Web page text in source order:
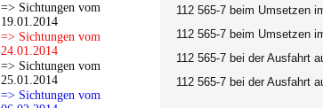
=> Sichtungen vom
19.01.2014
=> Sichtungen vom
24.01.2014
=> Sichtungen vom
25.01.2014
=> Sichtungen vom
112 565-7 beim Umsetzen
112 565-7 beim Umsetzen
112 565-7 bei der Ausfahrt
112 565-7 bei der Ausfahrt